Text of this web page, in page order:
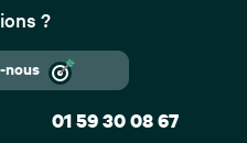
?
01 59 30 08 67